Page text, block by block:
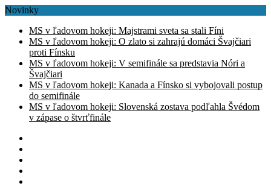
Novinky
MS v ľadovom hokeji: Majstrami sveta sa stali Fíni
MS v ľadovom hokeji: O zlato si zahrajú domáci Švajčiari
proti Fínsku
MS v ľadovom hokeji: V semifinále sa predstavia Nóri a
Švajčiari
MS v ľadovom hokeji: Kanada a Fínsko si vybojovali postup
do semifinále
MS v ľadovom hokeji: Slovenská zostava podľahla Švédom
v zápase o štvrťfinále